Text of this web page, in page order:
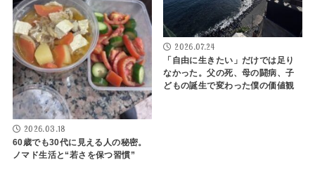
2026.03.18
60歳でも30代に見える人の秘密。
ノマド生活と“若さを保つ習慣”
2026.07.24
「自由に生きたい」だけでは足り
なかった。父の死、母の闘病、子
どもの誕生で変わった僕の価値観